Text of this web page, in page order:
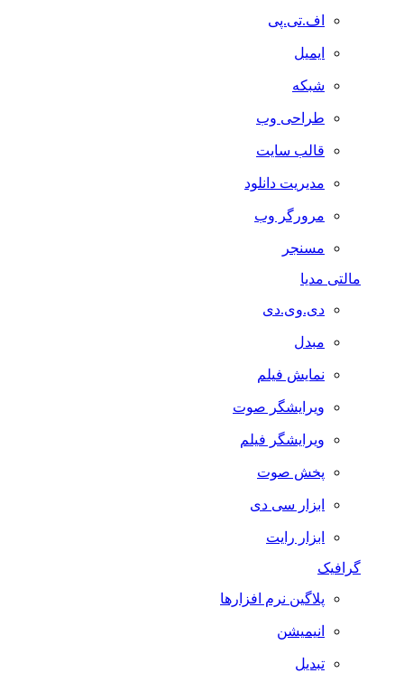
اف.تی.پی
ایمیل
شبکه
طراحی وب
قالب سایت
مدیریت دانلود
مرورگر وب
مسنجر
مالتی مدیا
دی.وی.دی
مبدل
نمایش فیلم
ویرایشگر صوت
ویرایشگر فیلم
پخش صوت
ابزار سی دی
ابزار رایت
گرافیک
پلاگین نرم افزارها
انیمیشن
تبدیل